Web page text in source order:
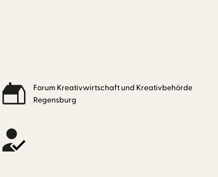
Forum Kreativwirtschaft und Kreativbehörde
Regensburg